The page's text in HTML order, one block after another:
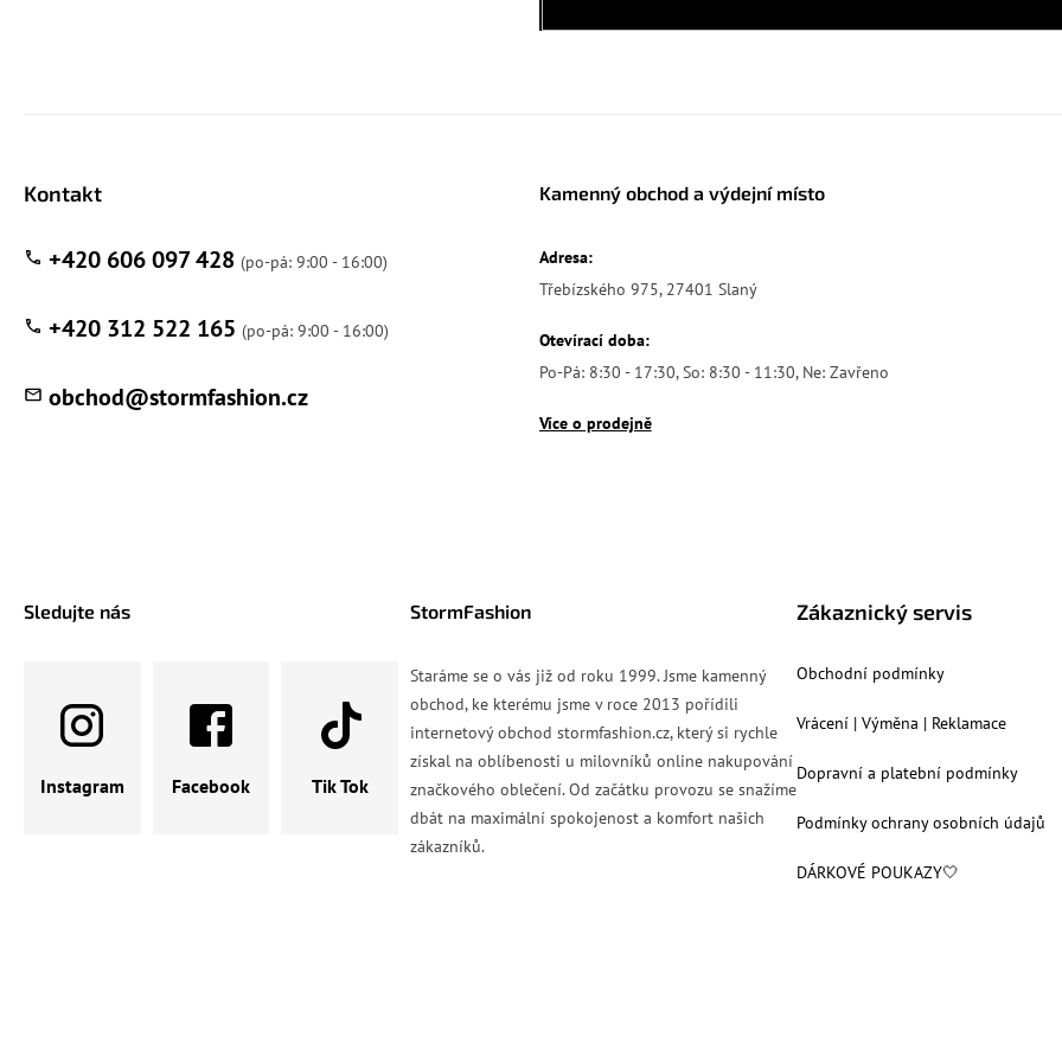
Kontakt
obchod@stormfashion.cz
+420 606 097 428
+420 312 522 165
Kamenný obchod a výdejní místo
Adresa:
Třebízského 975, 27401 Slaný
Otevírací doba:
Po-Pá: 8:30 - 17:30, So: 8:30 - 11:30, Ne: Zavřeno
Více o prodejně
Sledujte nás
Instagram Facebook Tik Tok
StormFashion
Staráme se o vás již od roku 1999. Jsme kamenný
obchod, ke kterému jsme v roce 2013 pořídili
internetový obchod stormfashion.cz, který si rychle
získal na oblíbenosti u milovníků online nakupování
značkového oblečení. Od začátku provozu se snažíme
dbát na maximální spokojenost a komfort našich
zákazníků.
Zákaznický servis
Obchodní podmínky
Vrácení | Výměna | Reklamace
Dopravní a platební podmínky
Podmínky ochrany osobních údajů
DÁRKOVÉ POUKAZY🤍